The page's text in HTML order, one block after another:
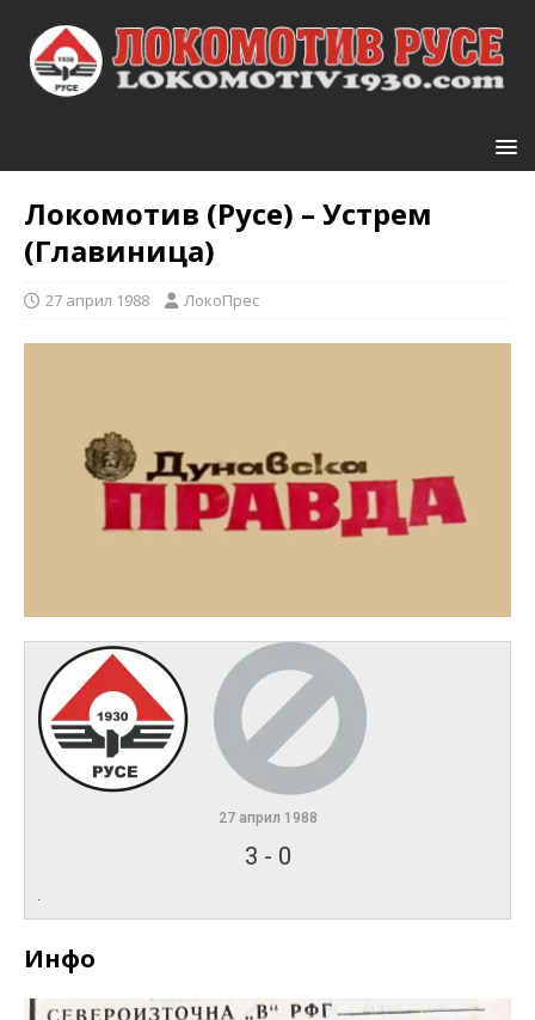
Локомотив (Русе) – Устрем
(Главиница)
27 април 1988 ЛокоПрес
27 април 1988
3 - 0
.
Инфо